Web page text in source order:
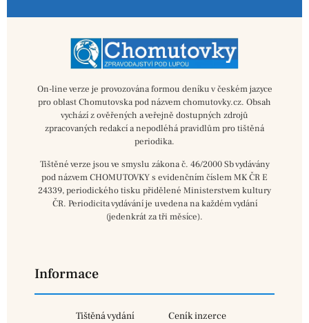
On-line verze je provozována formou deníku v českém jazyce
pro oblast Chomutovska pod názvem chomutovky.cz. Obsah
vychází z ověřených a veřejně dostupných zdrojů
zpracovaných redakcí a nepodléhá pravidlům pro tištěná
periodika.
Tištěné verze jsou ve smyslu zákona č. 46/2000 Sb vydávány
pod názvem CHOMUTOVKY s evidenčním číslem MK ČR E
24339, periodického tisku přidělené Ministerstvem kultury
ČR. Periodicita vydávání je uvedena na každém vydání
(jedenkrát za tři měsíce).
Informace
Tištěná vydání Ceník inzerce